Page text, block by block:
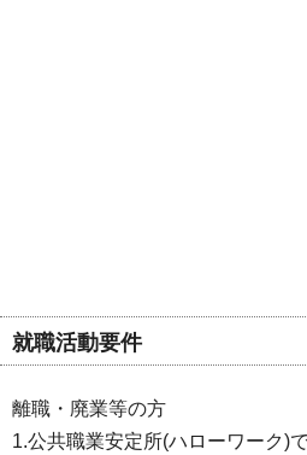
就職活動要件
離職・廃業等の方
1.公共職業安定所(ハローワーク)